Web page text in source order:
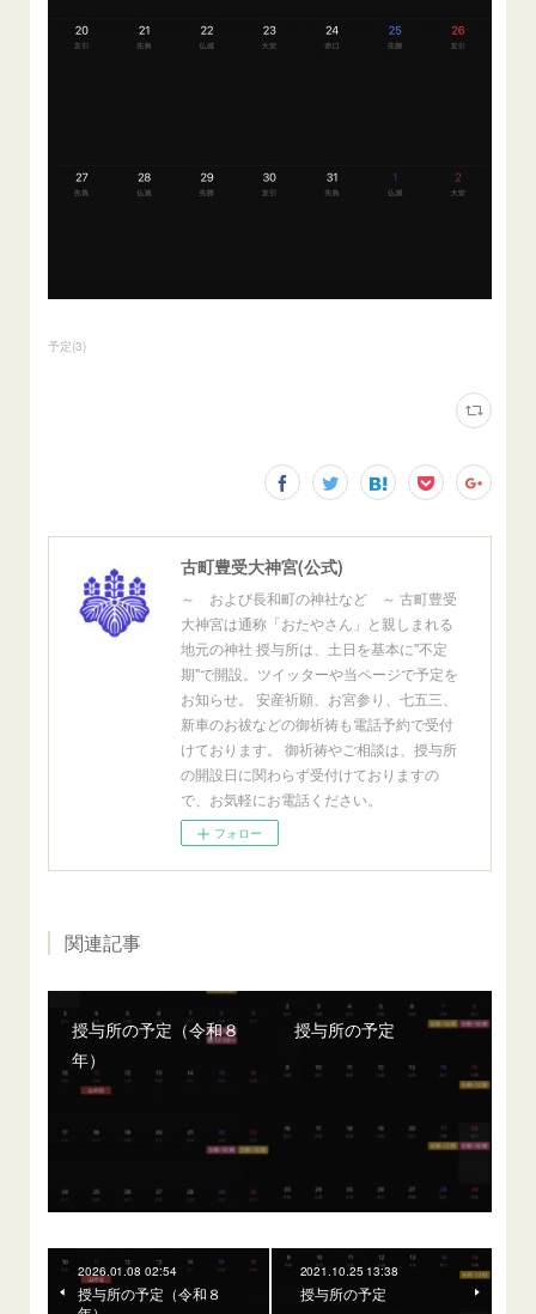
予定(3)
古町豊受大神宮(公式)
～ および長和町の神社など ～ 古町豊受
大神宮は通称「おたやさん」と親しまれる
地元の神社 授与所は、土日を基本に"不定
期"で開設。ツイッターや当ページで予定を
お知らせ。 安産祈願、お宮参り、七五三、
新車のお祓などの御祈祷も電話予約で受付
けております。 御祈祷やご相談は、授与所
の開設日に関わらず受付けておりますの
で、お気軽にお電話ください。
フォロー
関連記事
授与所の予定（令和８
年）
授与所の予定
2026.01.08 02:54
授与所の予定（令和８
2021.10.25 13:38
授与所の予定